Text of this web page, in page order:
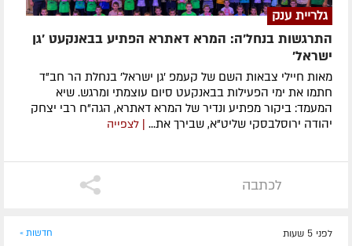
גלריית ענק
התרגשות בנחל'ה: המרא דאתרא הפתיע בבאנקעט 'גן
ישראל'
מאות חיילי צבאות השם של קעמפ 'גן ישראל' בנחלת הר חב"ד
חתמו את ימי הפעילות בבאנקעט סיום עוצמתי ומרגש. שיא
המעמד: ביקור מפתיע ונדיר של המרא דאתרא, הגה"ח רבי יצחק
יהודה ירוסלבסקי שליט"א, שבירך את... | לצפייה
לכתבה
לפני 5 שעות חדשות »